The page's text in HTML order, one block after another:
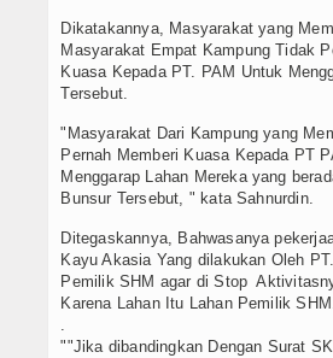
Dikatakannya, Masyarakat yang
Masyarakat Empat Kampung Tidak
Kuasa Kepada PT. PAM Untuk
Tersebut.
"Masyarakat Dari Kampung yang
Pernah Memberi Kuasa Kepada PT
Menggarap Lahan Mereka yang
Bunsur Tersebut, " kata Sahnurdin.
Ditegaskannya, Bahwasanya
Kayu Akasia Yang dilakukan Oleh
Pemilik SHM agar di Stop
Karena Lahan Itu Lahan Pemilik
.
""Jika dibandingkan Dengan Surat